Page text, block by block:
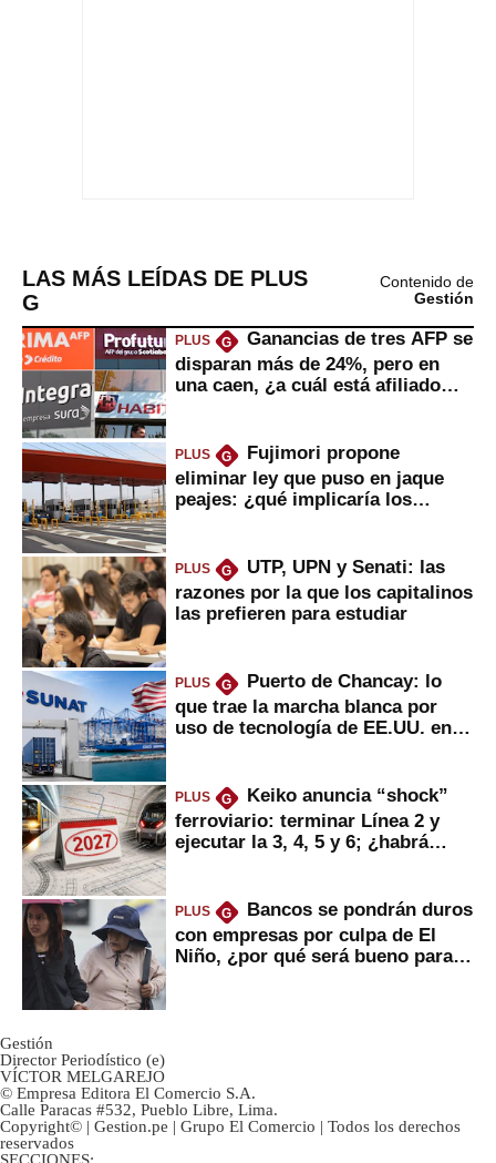
LAS MÁS LEÍDAS DE PLUS
G
Contenido de
Gestión
PLUS G
Ganancias de tres AFP se
disparan más de 24%, pero en
una caen, ¿a cuál está afiliado
PLUS G
Fujimori propone
eliminar ley que puso en jaque
peajes: ¿qué implicaría los
PLUS G
UTP, UPN y Senati: las
razones por la que los capitalinos
las prefieren para estudiar
PLUS G
Puerto de Chancay: lo
que trae la marcha blanca por
uso de tecnología de EE.UU. en
PLUS G
Keiko anuncia “shock”
ferroviario: terminar Línea 2 y
ejecutar la 3, 4, 5 y 6; ¿habrá
PLUS G
Bancos se pondrán duros
con empresas por culpa de El
Niño, ¿por qué será bueno para
Gestión
Director Periodístico (e)
VÍCTOR MELGAREJO
© Empresa Editora El Comercio S.A.
Calle Paracas #532, Pueblo Libre, Lima.
Copyright© | Gestion.pe | Grupo El Comercio | Todos los derechos
reservados
SECCIONES: